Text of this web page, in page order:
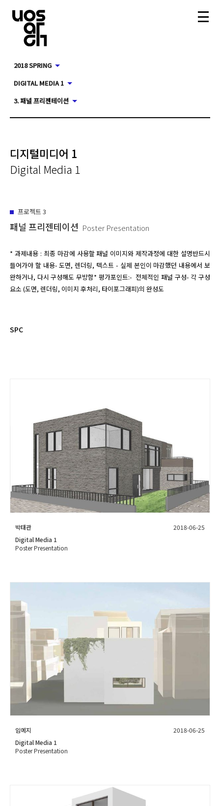
2018 SPRING
DIGITAL MEDIA 1
3. 패널 프리젠테이션
디지털미디어 1
Digital Media 1
프로젝트 3
패널 프리젠테이션 Poster Presentation
* 과제내용 : 최종 마감에 사용할 패널 이미지와 제작과정에 대한 설명반드시
들어가야 할 내용- 도면, 렌더링, 텍스트 - 실제 본인이 마감했던 내용에서 보
완하거나, 다시 구성해도 무방함* 평가포인트:-  전체적인 패널 구성- 각 구성
요소 (도면, 렌더링, 이미지 후처리, 타이포그래피)의 완성도
SPC
박태관
2018-06-25
Digital Media 1
Poster Presentation
임예지
2018-06-25
Digital Media 1
Poster Presentation